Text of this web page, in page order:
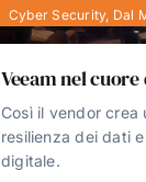
Cyber Security, Dal
Veeam nel cuore
Così il vendor crea
resilienza dei dati
digitale.